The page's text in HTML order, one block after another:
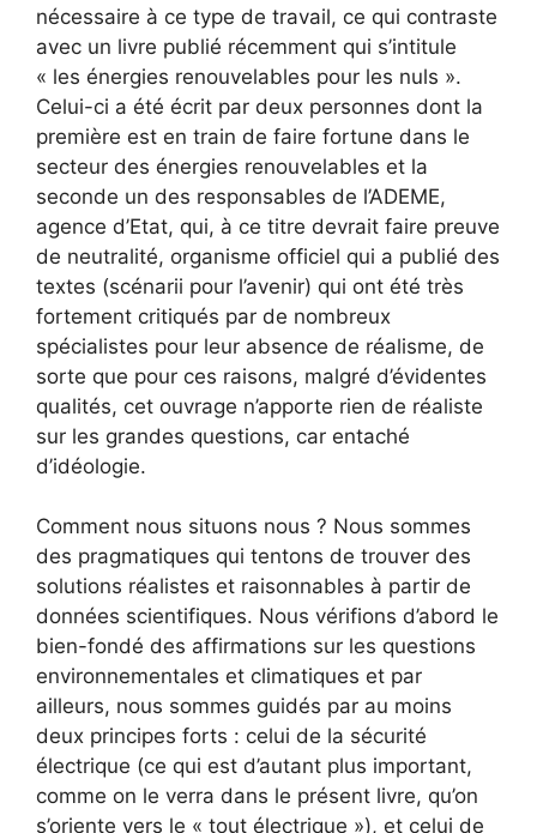
nécessaire à ce type de travail, ce qui contraste
avec un livre publié récemment qui s’intitule
« les énergies renouvelables pour les nuls ».
Celui-ci a été écrit par deux personnes dont la
première est en train de faire fortune dans le
secteur des énergies renouvelables et la
seconde un des responsables de l’ADEME,
agence d’Etat, qui, à ce titre devrait faire preuve
de neutralité, organisme officiel qui a publié des
textes (scénarii pour l’avenir) qui ont été très
fortement critiqués par de nombreux
spécialistes pour leur absence de réalisme, de
sorte que pour ces raisons, malgré d’évidentes
qualités, cet ouvrage n’apporte rien de réaliste
sur les grandes questions, car entaché
d’idéologie.
Comment nous situons nous ? Nous sommes
des pragmatiques qui tentons de trouver des
solutions réalistes et raisonnables à partir de
données scientifiques. Nous vérifions d’abord le
bien-fondé des affirmations sur les questions
environnementales et climatiques et par
ailleurs, nous sommes guidés par au moins
deux principes forts : celui de la sécurité
électrique (ce qui est d’autant plus important,
comme on le verra dans le présent livre, qu’on
s’oriente vers le « tout électrique »), et celui de